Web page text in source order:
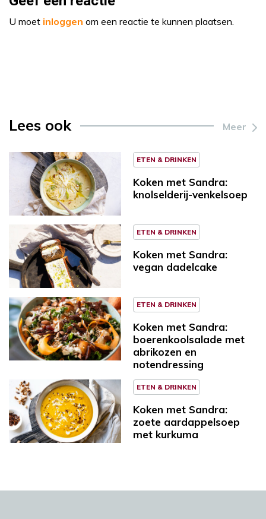
U moet inloggen om een reactie te kunnen plaatsen.
Lees ook Meer
ETEN & DRINKEN
Koken met Sandra:
knolselderij-venkelsoep
ETEN & DRINKEN
Koken met Sandra:
vegan dadelcake
ETEN & DRINKEN
Koken met Sandra:
boerenkoolsalade met
abrikozen en
notendressing
ETEN & DRINKEN
Koken met Sandra:
zoete aardappelsoep
met kurkuma